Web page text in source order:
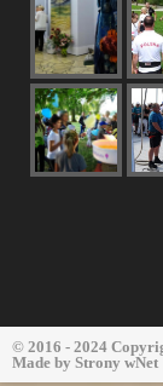
© 2016 - 2024
Made by Strony wNet